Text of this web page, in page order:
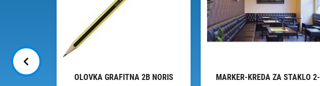
EDDING
OLOVKA GRAFITNA 2B NORIS
MARKER-KREDA ZA STAKLO 2-